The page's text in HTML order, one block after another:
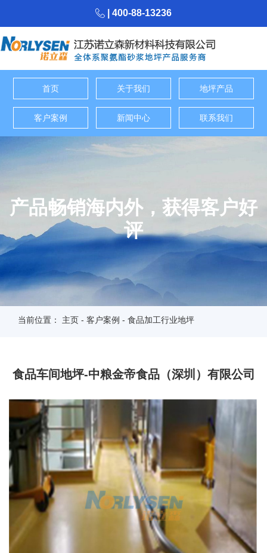
| 400-88-13236
首页 关于我们 地坪产品
客户案例 新闻中心 联系我们
产品畅销海内外，获得客户好
评
当前位置： 主页 - 客户案例 - 食品加工行业地坪
食品车间地坪-中粮金帝食品（深圳）有限公司